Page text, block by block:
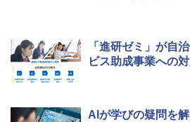
「進研ゼミ」が自
ビス助成事業への
AIが学びの疑問を